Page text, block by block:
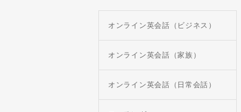
オンライン英会話（ビジネス）
オンライン英会話（家族）
オンライン英会話（日常会話）